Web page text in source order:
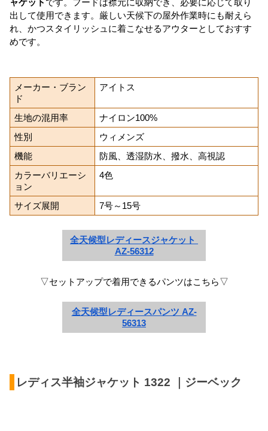
ャケット です。フードは襟元に収納でき、必要に応じて取り
出して使用できます。厳しい天候下の屋外作業時にも耐えら
れ、かつスタイリッシュに着こなせるアウターとしておすす
めです。
メーカー・ブラン
ド
アイトス
生地の混用率
ナイロン100%
性別
ウィメンズ
機能
防風、透湿防水、撥水、高視認
カラーバリエーシ
ョン
4色
サイズ展開 7号～15号
全天候型レディースジャケット
AZ-56312
▽セットアップで着用できるパンツはこちら▽
全天候型レディースパンツ AZ-
56313
レディス半袖ジャケット 1322 ｜ジーベック